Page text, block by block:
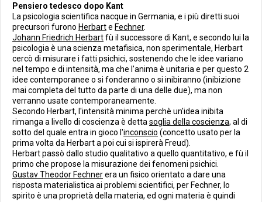
Pensiero tedesco dopo Kant
La psicologia scientifica nacque in Germania, e i più diretti suoi
precursori furono Herbarte Fechner.
Johann Friedrich Herbartfù il successore di Kant, e secondo lui la
psicologia è una scienza metafisica, non sperimentale, Herbart
cercò di misurare i fatti psichici, sostenendo che le idee variano
nel tempo e di intensità, ma che l'anima è unitaria e per questo 2
idee contemporanee o si fonderanno o si inibiranno (inibizione
mai completa del tutto da parte di una delle due), ma non
verranno usate contemporaneamente.
Secondo Herbart, l'intensità minima perchè un'idea inibita
rimanga a livello di coscienza è detta soglia della coscienza, al di
sotto del quale entra in gioco l'inconscio (concetto usato per la
prima volta da Herbart a poi cui si ispirerà Freud).
Herbart passò dallo studio qualitativo a quello quantitativo, e fù il
primo che propose la misurazione dei fenomeni psichici.
Gustav Theodor Fechnerera un fisico orientato a dare una
risposta materialistica ai problemi scientifici, per Fechner, lo
spirito è una proprietà della materia, ed ogni materia è quindi